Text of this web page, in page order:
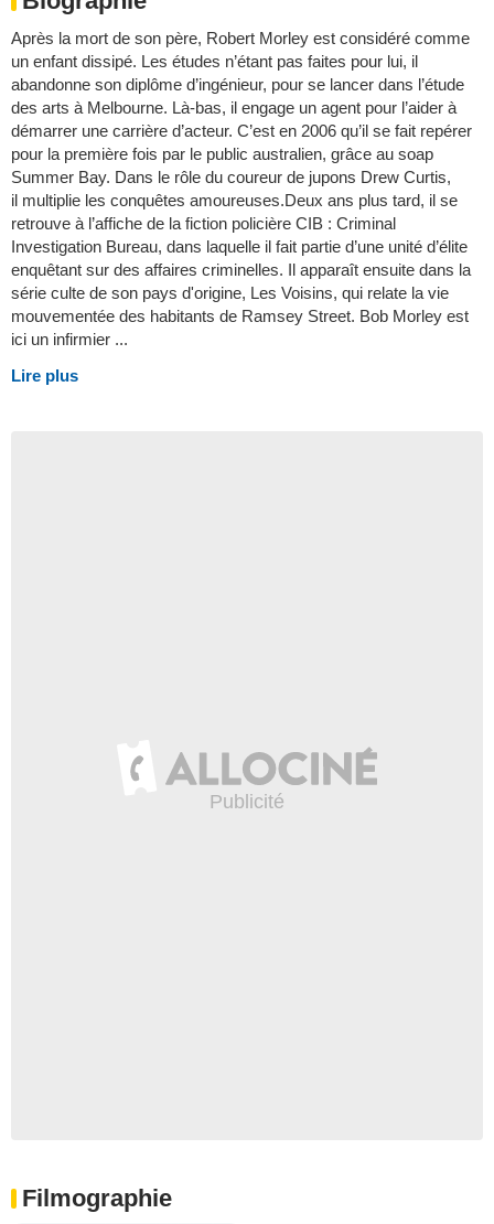
Après la mort de son père, Robert Morley est considéré comme
un enfant dissipé. Les études n’étant pas faites pour lui, il
abandonne son diplôme d’ingénieur, pour se lancer dans l’étude
des arts à Melbourne. Là-bas, il engage un agent pour l’aider à
démarrer une carrière d’acteur. C’est en 2006 qu’il se fait repérer
pour la première fois par le public australien, grâce au soap
Summer Bay. Dans le rôle du coureur de jupons Drew Curtis,
il multiplie les conquêtes amoureuses.Deux ans plus tard, il se
retrouve à l’affiche de la fiction policière CIB : Criminal
Investigation Bureau, dans laquelle il fait partie d’une unité d’élite
enquêtant sur des affaires criminelles. Il apparaît ensuite dans la
série culte de son pays d'origine, Les Voisins, qui relate la vie
mouvementée des habitants de Ramsey Street. Bob Morley est
ici un infirmier ...
Lire plus
Filmographie